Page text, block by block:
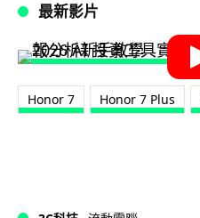
最新影片
Honor 7 Honor 7 Plus